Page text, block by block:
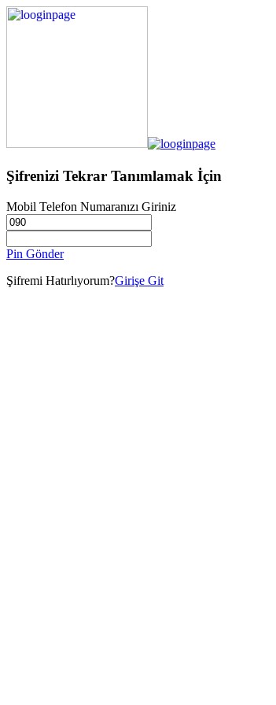
Şifrenizi Tekrar Tanımlamak İçin
Mobil Telefon Numaranızı Giriniz
Pin Gönder
Şifremi Hatırlıyorum?Girişe Git